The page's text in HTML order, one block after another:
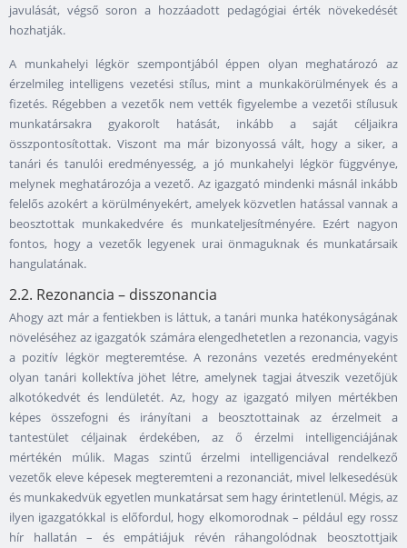
javulását, végső soron a hozzáadott pedagógiai érték növekedését
hozhatják.
A munkahelyi légkör szempontjából éppen olyan meghatározó az
érzelmileg intelligens vezetési stílus, mint a munkakörülmények és a
fizetés. Régebben a vezetők nem vették figyelembe a vezetői stílusuk
munkatársakra gyakorolt hatását, inkább a saját céljaikra
összpontosítottak. Viszont ma már bizonyossá vált, hogy a siker, a
tanári és tanulói eredményesség, a jó munkahelyi légkör függvénye,
melynek meghatározója a vezető. Az igazgató mindenki másnál inkább
felelős azokért a körülményekért, amelyek közvetlen hatással vannak a
beosztottak munkakedvére és munkateljesítményére. Ezért nagyon
fontos, hogy a vezetők legyenek urai önmaguknak és munkatársaik
hangulatának.
2.2. Rezonancia – disszonancia
Ahogy azt már a fentiekben is láttuk, a tanári munka hatékonyságának
növeléséhez az igazgatók számára elengedhetetlen a rezonancia, vagyis
a pozitív légkör megteremtése. A rezonáns vezetés eredményeként
olyan tanári kollektíva jöhet létre, amelynek tagjai átveszik vezetőjük
alkotókedvét és lendületét. Az, hogy az igazgató milyen mértékben
képes összefogni és irányítani a beosztottainak az érzelmeit a
tantestület céljainak érdekében, az ő érzelmi intelligenciájának
mértékén múlik. Magas szintű érzelmi intelligenciával rendelkező
vezetők eleve képesek megteremteni a rezonanciát, mivel lelkesedésük
és munkakedvük egyetlen munkatársat sem hagy érintetlenül. Mégis, az
ilyen igazgatókkal is előfordul, hogy elkomorodnak – például egy rossz
hír hallatán – és empátiájuk révén ráhangolódnak beosztottjaik